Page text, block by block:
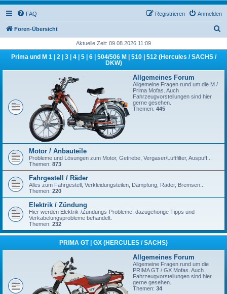
FAQ Anmelden
Registrieren
Foren-Übersicht
Aktuelle Zeit: 09.08.2026 11:09
Prima und M 1 | 2 | 3 | 4 | 5 | 6 | 504/506 M | 510 | 512 (Hercules / SACHS /
DKW)
Allgemeines Forum
Allgemeine Fragen rund um die M /
Prima Mofas. Auch
Fahrzeugvorstellungen sind hier
gerne gesehen.
Themen: 445
Motor / Anbauteile
Probleme und Lösungen zum Motor, Getriebe, Vergaser/Luftfilter, Auspuff...
Themen: 873
Fahrgestell / Räder
Alles zum Fahrgestell, Verkleidungsteilen, Dämpfung, Räder, Bremsen...
Themen: 220
Elektrik / Zündung
Hier werden Elektrik-/Zündungs-Probleme, dazugehörige Tipps und
Verkabelungsprobleme behandelt.
Themen: 232
PRIMA GT | GX (HERCULES / SACHS)
Allgemeines Forum
Allgemeine Fragen rund um die
PRIMA GT / GX Mofas. Auch
Fahrzeugvorstellungen sind hier
gerne gesehen.
Themen: 34